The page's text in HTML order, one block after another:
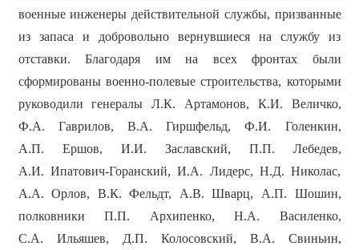
военные инженеры действительной службы, призванные
из запаса и добровольно вернувшиеся на службу из
отставки. Благодаря им на всех фронтах были
сформированы военно-полевые строительства, которыми
руководили генералы Л.К. Артамонов, К.И. Величко,
Ф.А. Гаврилов, В.А. Гиршфельд, Ф.И. Голенкин,
А.П. Ершов, И.И. Заславский, П.П. Лебедев,
А.И. Ипатович-Горанский, И.А. Лидерс, Н.Д. Николас,
А.А. Орлов, В.К. Фельдт, А.В. Шварц, А.П. Шошин,
полковники П.П. Архипенко, Н.А. Василенко,
С.А. Ильяшев, Д.П. Колосовский, В.А. Свиньин,